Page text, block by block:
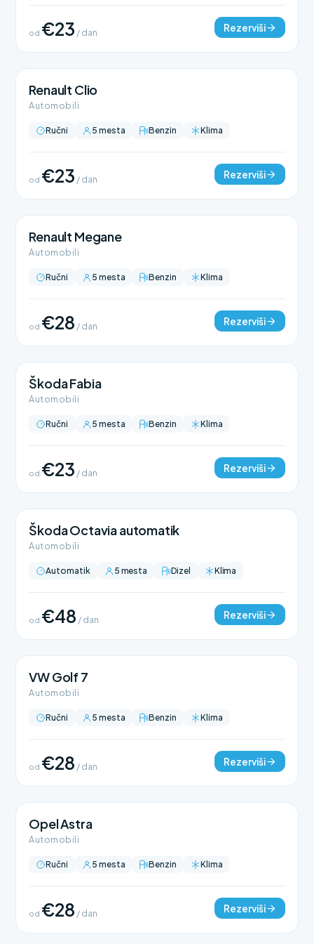
od €23 / dan Rezerviši
Renault Clio
Automobili
Ručni 5 mesta Benzin Klima
od €23 / dan Rezerviši
Renault Megane
Automobili
Ručni 5 mesta Benzin Klima
od €28 / dan Rezerviši
Škoda Fabia
Automobili
Ručni 5 mesta Benzin Klima
od €23 / dan Rezerviši
Škoda Octavia automatik
Automobili
Automatik 5 mesta Dizel Klima
od €48 / dan Rezerviši
VW Golf 7
Automobili
Ručni 5 mesta Benzin Klima
od €28 / dan Rezerviši
Opel Astra
Automobili
Ručni 5 mesta Benzin Klima
od €28 / dan Rezerviši